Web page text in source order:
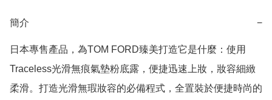
簡介 −
日本專售產品，為TOM FORD臻美打造它是什麼：使用
Traceless光滑無痕氣墊粉底露，便捷迅速上妝，妝容細緻
柔滑。打造光滑無瑕妝容的必備程式，全置裝於便捷時尚的